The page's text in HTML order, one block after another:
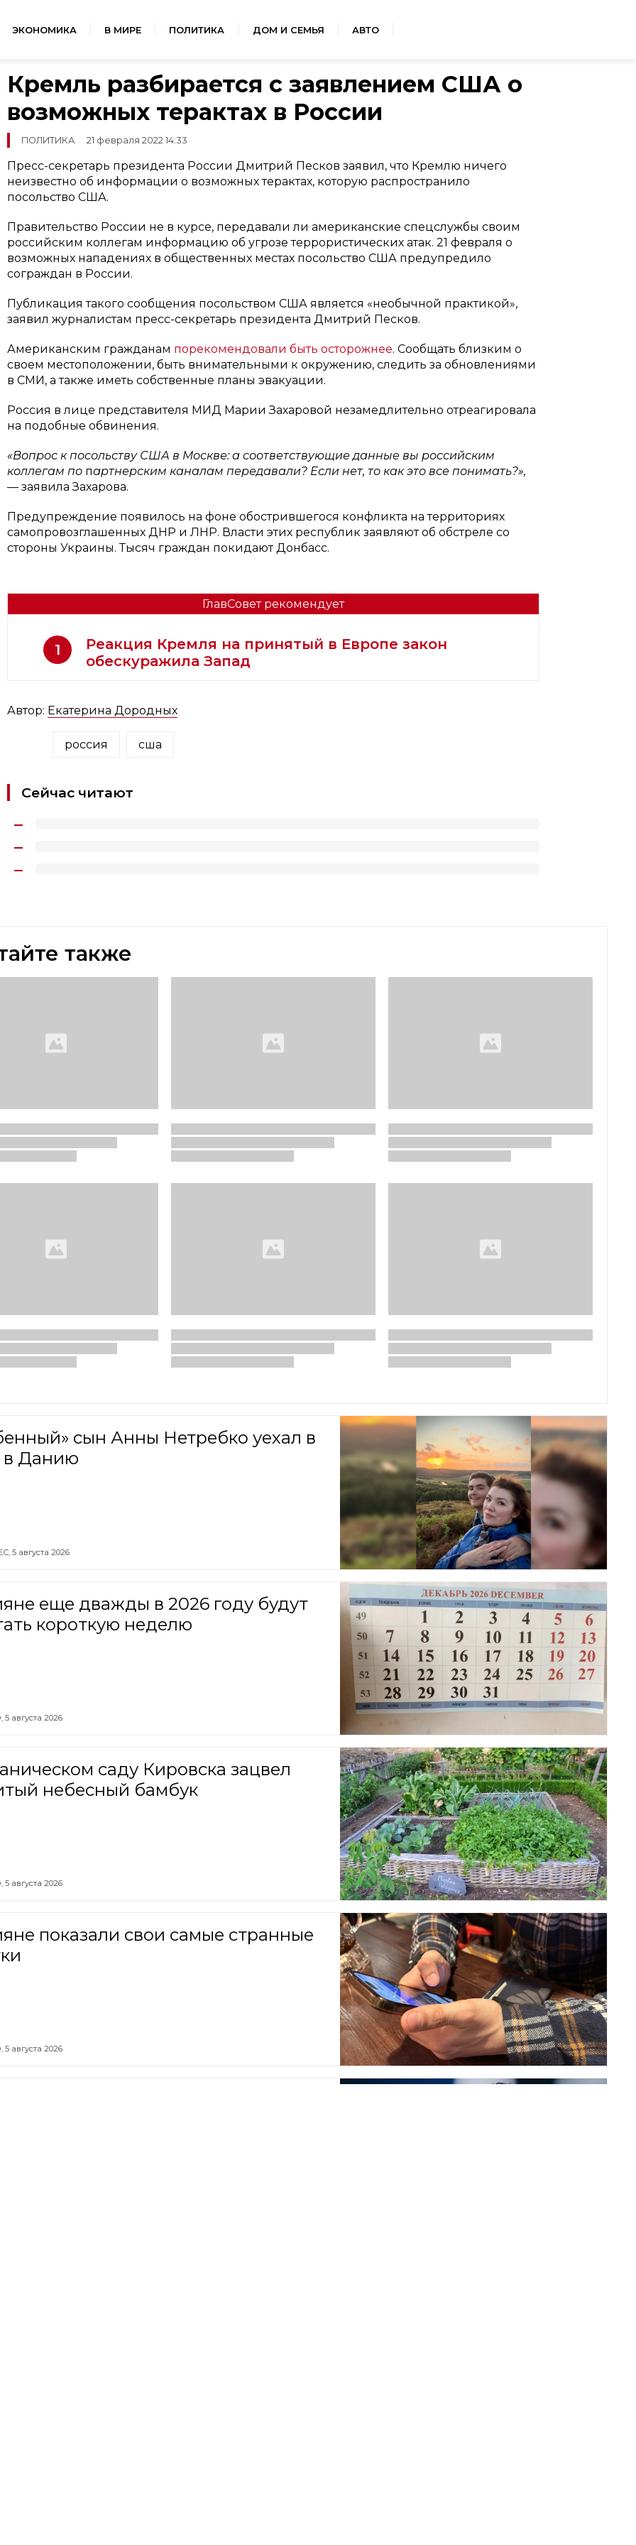
ЭКОНОМИКА В МИРЕ ПОЛИТИКА ДОМ И СЕМЬЯ АВТО
Кремль разбирается с заявлением США о
возможных терактах в России
ПОЛИТИКА 21 февраля 2022 14:33
Пресс-секретарь президента России Дмитрий Песков заявил, что Кремлю ничего
неизвестно об информации о возможных терактах, которую распространило
посольство США.
Правительство России не в курсе, передавали ли американские спецслужбы своим
российским коллегам информацию об угрозе террористических атак. 21 февраля о
возможных нападениях в общественных местах посольство США предупредило
сограждан в России.
Публикация такого сообщения посольством США является «необычной практикой»,
заявил журналистам пресс-секретарь президента Дмитрий Песков.
Американским гражданам порекомендовали быть осторожнее. Сообщать близким о
своем местоположении, быть внимательными к окружению, следить за обновлениями
в СМИ, а также иметь собственные планы эвакуации.
Россия в лице представителя МИД Марии Захаровой незамедлительно отреагировала
на подобные обвинения.
«Вопрос к посольству США в Москве: а соответствующие данные вы российским
коллегам по партнерским каналам передавали? Если нет, то как это все понимать?»,
— заявила Захарова.
Предупреждение появилось на фоне обострившегося конфликта на территориях
самопровозглашенных ДНР и ЛНР. Власти этих республик заявляют об обстреле со
стороны Украины. Тысяч граждан покидают Донбасс.
ГлавСовет рекомендует
1
Реакция Кремля на принятый в Европе закон
обескуражила Запад
Автор: Екатерина Дородных
россия сша
Сейчас читают
также
сын Анны Нетребко уехал в
в Данию
5 августа 2026
еще дважды в 2026 году будут
короткую неделю
5 августа 2026
саду Кировска зацвел
небесный бамбук
5 августа 2026
показали свои самые странные
5 августа 2026